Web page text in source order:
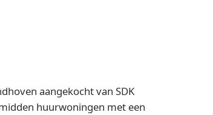
aangekocht van SDK
huurwoningen met een